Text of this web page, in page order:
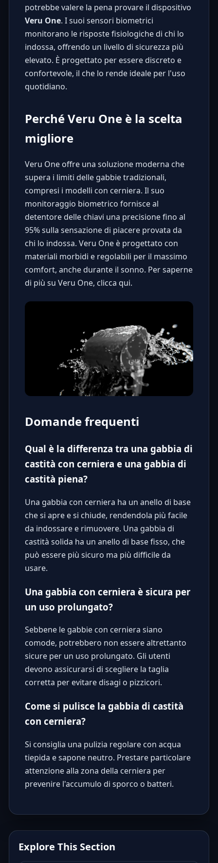
potrebbe valere la pena provare il dispositivo
Veru One. I suoi sensori biometrici
monitorano le risposte fisiologiche di chi lo
indossa, offrendo un livello di sicurezza più
elevato. È progettato per essere discreto e
confortevole, il che lo rende ideale per l'uso
quotidiano.
Perché Veru One è la scelta
migliore
Veru Oneoffre una soluzione moderna che
supera i limiti delle gabbie tradizionali,
compresi i modelli con cerniera. Il suo
monitoraggio biometrico fornisce al
detentore delle chiavi una precisione fino al
95% sulla sensazione di piacere provata da
chi lo indossa. Veru One è progettato con
materiali morbidi e regolabili per il massimo
comfort, anche durante il sonno. Per saperne
di più su Veru One, clicca qui.
Domande frequenti
Qual è la differenza tra una gabbia di
castità con cerniera e una gabbia di
castità piena?
Una gabbia con cerniera ha un anello di base
che si apre e si chiude, rendendola più facile
da indossare e rimuovere. Una gabbia di
castità solida ha un anello di base fisso, che
può essere più sicuro ma più difficile da
usare.
Una gabbia con cerniera è sicura per
un uso prolungato?
Sebbene le gabbie con cerniera siano
comode, potrebbero non essere altrettanto
sicure per un uso prolungato. Gli utenti
devono assicurarsi di scegliere la taglia
corretta per evitare disagi o pizzicori.
Come si pulisce la gabbia di castità
con cerniera?
Si consiglia una pulizia regolare con acqua
tiepida e sapone neutro. Prestare particolare
attenzione alla zona della cerniera per
prevenire l'accumulo di sporco o batteri.
Explore This Section